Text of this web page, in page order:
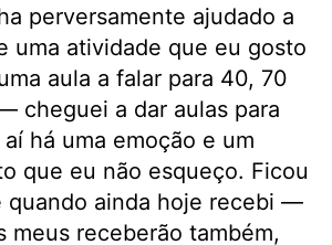
perversamente ajudado a
uma atividade que eu gosto
aula a falar para 40, 70
cheguei a dar aulas para
há uma emoção e um
que eu não esqueço. Ficou
quando ainda hoje recebi —
meus receberão também,